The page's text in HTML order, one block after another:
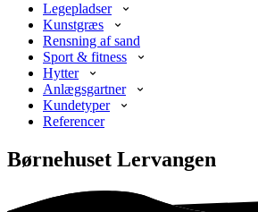
Legepladser
Kunstgræs
Rensning af sand
Sport & fitness
Hytter
Anlægsgartner
Kundetyper
Referencer
Børnehuset Lervangen